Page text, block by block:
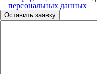
персональных данных